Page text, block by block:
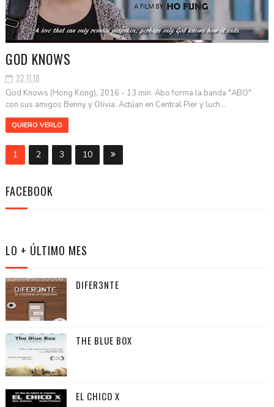
GOD KNOWS
22.11.18
God Knows (Hong Kong), 2016 - 13 min. Abo forma la banda "ABO"
con sus amigos Benny y Olivia. Actúan en Central Pier y luch...
QUIERO VERLO
1 2 3 10
FACEBOOK
LO + ÚLTIMO MES
DIFER3NTE
THE BLUE BOX
EL CHICO X